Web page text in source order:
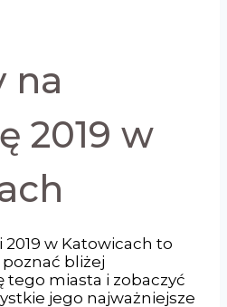
na
2019 w
w Katowicach to
bliżej
tego miasta i zobaczyć
jego najważniejsze